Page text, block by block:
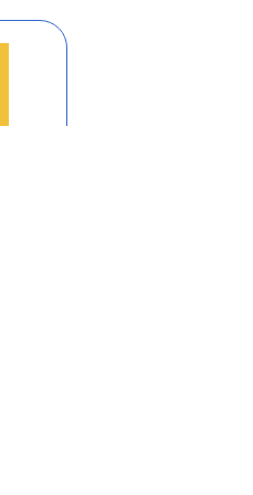
III del Título
Comercio, el
Técnico al
de